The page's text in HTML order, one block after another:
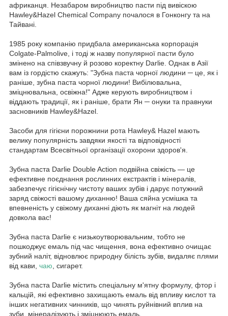
африканця. Незабаром виробництво пасти під вивіскою
Hawley&Hazel Chemical Company почалося в Гонконгу та на
Тайвані.
1985 року компанію придбала американська корпорація
Colgate-Palmolive, і тоді ж назву популярної пасти було
змінено на співзвучну й розово коректну Darlie. Однак в Азії
вам із гордістю скажуть: "Зубна паста чорної людини ─ це, як і
раніше, зубна паста чорної людини! Вибілювальна,
зміцнювальна, освіжна!" Адже керують виробництвом і
віддають традиції, як і раніше, брати Ян ─ онуки та правнуки
засновників Hawley&Hazel.
Засоби для гігієни порожнини рота Hawley& Hazel мають
велику популярність завдяки якості та відповідності
стандартам Всесвітньої організації охорони здоров'я.
Зубна паста Darlie Double Action подвійна свіжість — це
ефективне поєднання рослинних екстрактів і мінералів,
забезпечує гігієнічну чистоту ваших зубів і дарує потужний
заряд свіжості вашому диханню! Ваша сяйна усмішка та
впевненість у свіжому диханні діють як магніт на людей
довкола вас!
Зубна паста Darlie є низькоутворювальним, тобто не
пошкоджує емаль під час чищення, вона ефективно очищає
зубний наліт, відновлює природну білість зубів, видаляє плями
від кави, чаю , сигарет.
Зубна паста Darlie містить спеціальну м'ятну формулу, фтор і
кальцій, які ефективно захищають емаль від впливу кислот та
інших негативних чинників, що чинять руйнівний вплив на
зуби, мінералізують і зміцнюють емаль.